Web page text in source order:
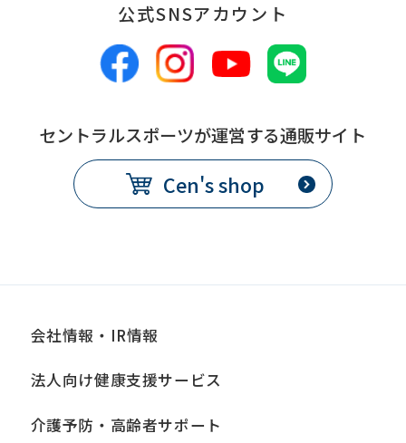
公式SNSアカウント
セントラルスポーツが運営する通販サイト
Cen's shop
会社情報・IR情報
法人向け健康支援サービス
介護予防・高齢者サポート